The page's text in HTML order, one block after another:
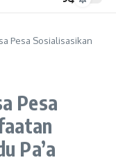
Pesa Sosialisasikan
Pesa
Pa’a